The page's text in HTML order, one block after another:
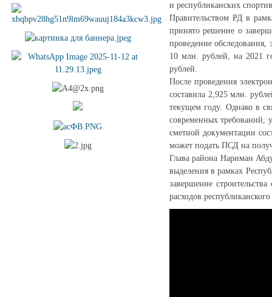
и республиканских
Правительством РД в
принято решение о
проведение обследования,
10 млн. рублей, на 2021
рублей.
После проведения
составила 2,925 млн.
текущем году. Однако в
современных требований,
сметной документации
может подать ПСД на
Глава района Нариман
выделения в рамках
завершение
расходов